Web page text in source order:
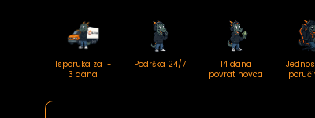
Isporuka za 1-
3 dana
Podrška 24/7
14 dana
povrat novca